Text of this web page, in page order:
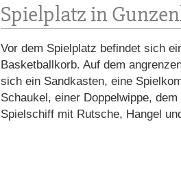
Spielplatz in
Vor dem Spielplatz befindet sich
Basketballkorb. Auf dem
sich ein Sandkasten, eine
Schaukel, einer Doppelwippe,
Spielschiff mit Rutsche, Hangel